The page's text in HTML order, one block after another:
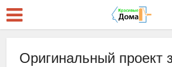
Оригинальный проект